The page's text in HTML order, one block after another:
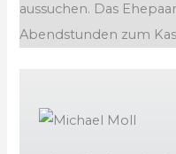
aussuchen. Das
Abendstunden zum